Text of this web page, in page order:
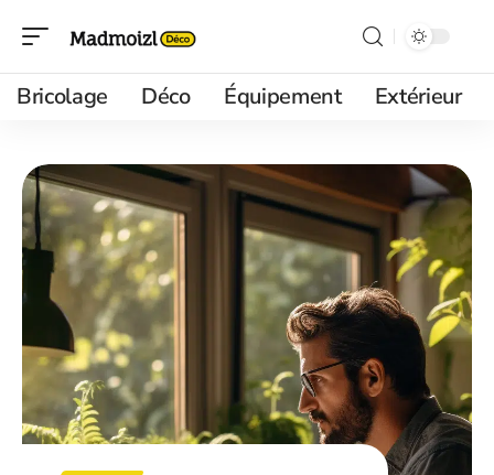
Bricolage Déco Équipement Extérieur